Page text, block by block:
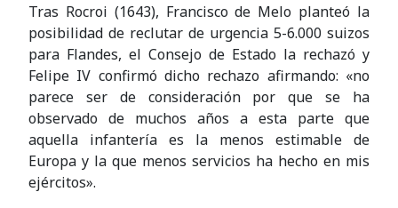
Tras Rocroi (1643), Francisco de Melo planteó la
posibilidad de reclutar de urgencia 5-6.000 suizos
para Flandes, el Consejo de Estado la rechazó y
Felipe IV confirmó dicho rechazo afirmando: «no
parece ser de consideración por que se ha
observado de muchos años a esta parte que
aquella infantería es la menos estimable de
Europa y la que menos servicios ha hecho en mis
ejércitos».